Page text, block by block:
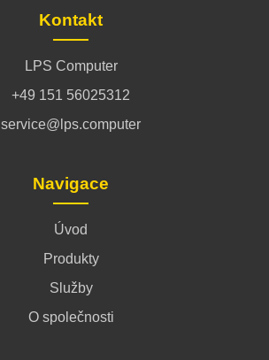
Kontakt
LPS Computer
+49 151 56025312
service@lps.computer
Navigace
Úvod
Produkty
Služby
O společnosti